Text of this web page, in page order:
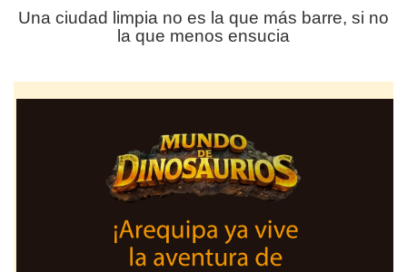
Una ciudad limpia no es la que más barre, si no
la que menos ensucia